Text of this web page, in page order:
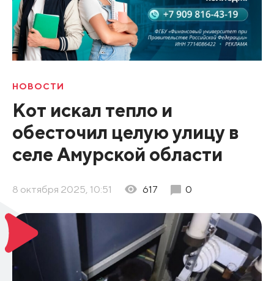
НОВОСТИ
Кот искал тепло и
обесточил целую улицу в
селе Амурской области
8 октября 2025, 10:51 617 0